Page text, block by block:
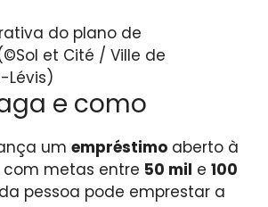
do plano de
et Cité / Ville de
Lévis)
e como
um empréstimo aberto à
metas entre 50 mil e 100
pessoa pode emprestar a